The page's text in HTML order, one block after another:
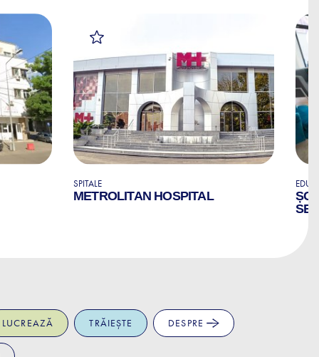
SPITALE
METROLITAN HOSPITAL
LUCREAZĂ TRĂIEȘTE DESPRE